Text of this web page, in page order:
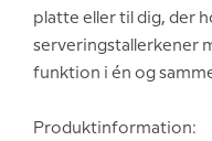
platte eller til dig, der
serveringstallerkener
funktion i én og
Produktinformation: